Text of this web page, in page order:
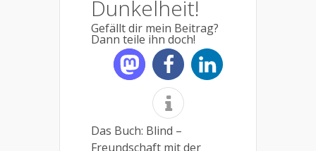
Dunkelheit!
Gefällt dir mein Beitrag?
Dann teile ihn doch!
Das Buch: Blind –
Freundschaft mit der